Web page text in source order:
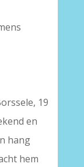
19
en
hang
hem